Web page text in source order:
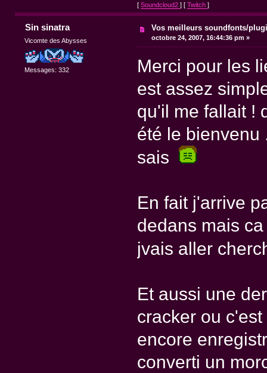
[ Soundcloud2 ] [ Twitch ]
Sin sinatra
Vicomte des Abysses
Messages: 332
Vos meilleurs soundfonts/
octobre 24, 2007, 16:44:36 pm »
Merci pour les
est assez
qu'il me fallait !
été le bienvenu
sais
En fait j'arrive
dedans mais
jvais aller
Et aussi une
cracker ou
encore
converti un